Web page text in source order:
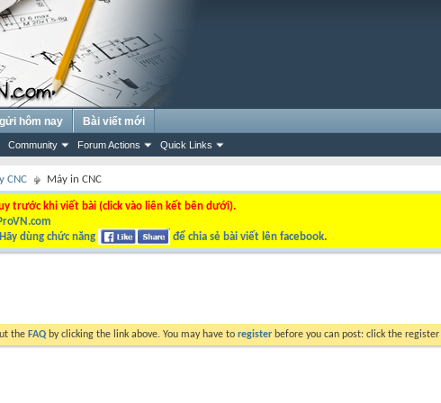
Community Forum Actions Quick Links
hôm nay Bài viết mới
CNC Máy in CNC
trước khi viết bài (click vào liên kết bên dưới).
dùng chức năng để chia sẻ bài viết lên facebook.
the FAQ by clicking the link above. You may have to register before you can post: click the